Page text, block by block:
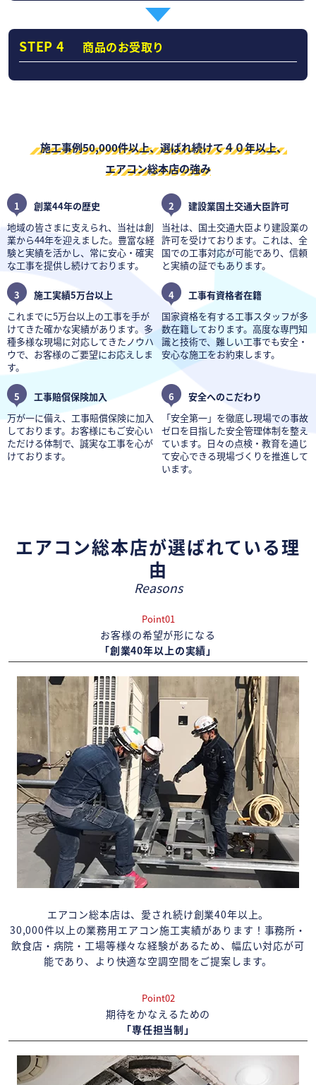
STEP 4 商品のお受取り
施工事例50,000件以上、選ばれ続けて４０年以上、
エアコン総本店の強み
1
創業44年の歴史
地域の皆さまに支えられ、当社は創
業から44年を迎えました。豊富な経
験と実績を活かし、常に安心・確実
な工事を提供し続けております。
2
建設業国土交通大臣許可
当社は、国土交通大臣より建設業の
許可を受けております。これは、全
国での工事対応が可能であり、信頼
と実績の証でもあります。
3
施工実績5万台以上
これまでに5万台以上の工事を手が
けてきた確かな実績があります。多
種多様な現場に対応してきたノウハ
ウで、お客様のご要望にお応えしま
す。
4
工事有資格者在籍
国家資格を有する工事スタッフが多
数在籍しております。高度な専門知
識と技術で、難しい工事でも安全・
安心な施工をお約束します。
5
工事賠償保険加入
万が一に備え、工事賠償保険に加入
しております。お客様にもご安心い
ただける体制で、誠実な工事を心が
けております。
6
安全へのこだわり
「安全第一」を徹底し現場での事故
ゼロを目指した安全管理体制を整え
ています。日々の点検・教育を通じ
て安心できる現場づくりを推進して
います。
エアコン総本店が選ばれている理
由
Reasons
Point01
お客様の希望が形になる
「創業40年以上の実績」
エアコン総本店は、愛され続け創業40年以上。
30,000件以上の業務用エアコン施工実績があります！事務所・
飲食店・病院・工場等様々な経験があるため、幅広い対応が可
能であり、より快適な空調空間をご提案します。
Point02
期待をかなえるための
「専任担当制」